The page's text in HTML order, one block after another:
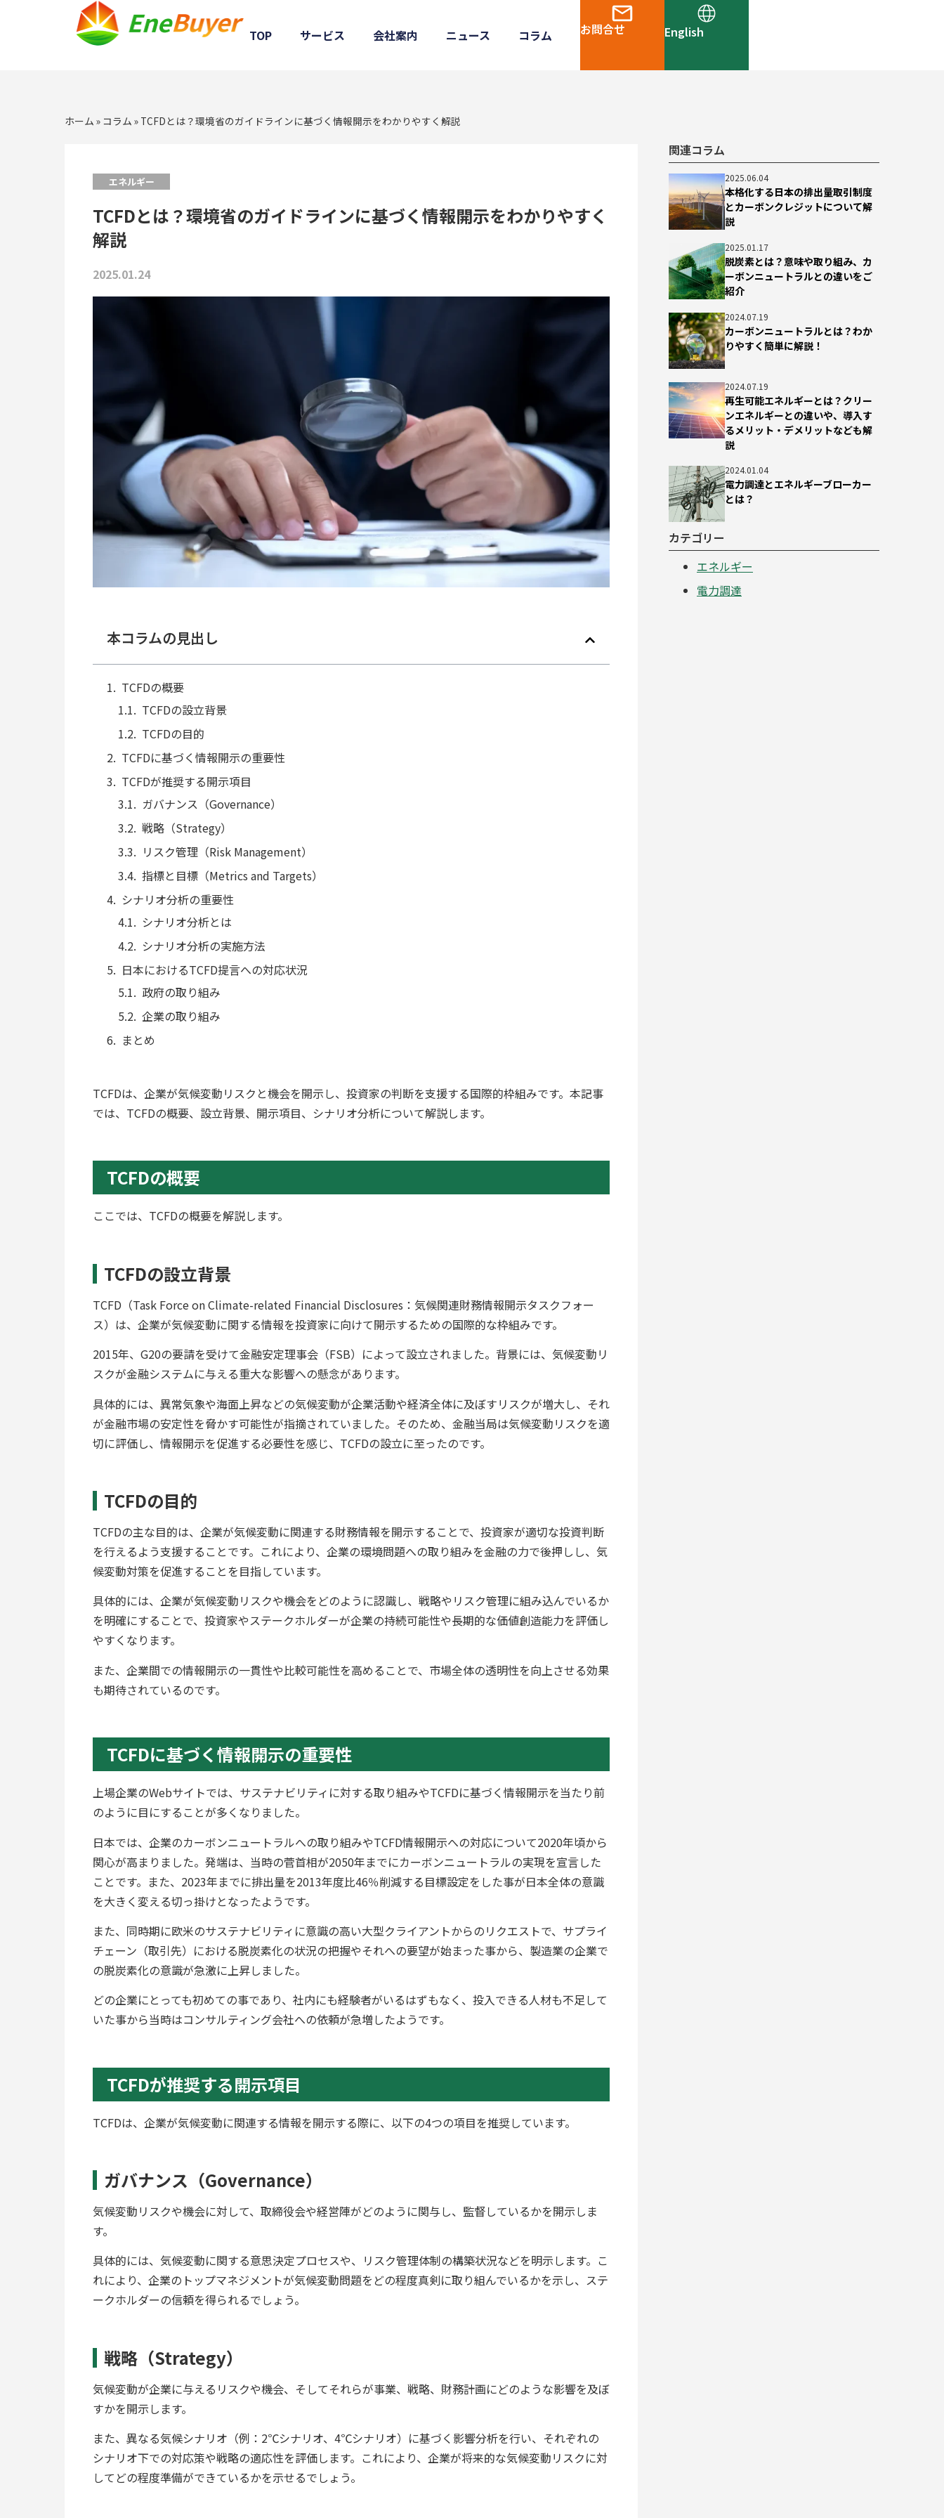
TOP サービス 会社案内 ニュース コラム お問合せ English
ホーム » コラム » TCFDとは？環境省のガイドラインに基づく情報開示をわかりやすく解説
エネルギー
TCFDとは？環境省のガイドラインに基づく情報開示をわかりやすく
解説
2025.01.24
本コラムの見出し
TCFDの概要
TCFDの設立背景
TCFDの目的
TCFDに基づく情報開示の重要性
TCFDが推奨する開示項目
ガバナンス（Governance）
戦略（Strategy）
リスク管理（Risk Management）
指標と目標（Metrics and Targets）
シナリオ分析の重要性
シナリオ分析とは
シナリオ分析の実施方法
日本におけるTCFD提言への対応状況
政府の取り組み
企業の取り組み
まとめ
TCFDは、企業が気候変動リスクと機会を開示し、投資家の判断を支援する国際的枠組みです。本記事
では、TCFDの概要、設立背景、開示項目、シナリオ分析について解説します。
TCFDの概要
ここでは、TCFDの概要を解説します。
TCFDの設立背景
TCFD（Task Force on Climate-related Financial Disclosures：気候関連財務情報開示タスクフォー
ス）は、企業が気候変動に関する情報を投資家に向けて開示するための国際的な枠組みです。
2015年、G20の要請を受けて金融安定理事会（FSB）によって設立されました。背景には、気候変動リ
スクが金融システムに与える重大な影響への懸念があります。
具体的には、異常気象や海面上昇などの気候変動が企業活動や経済全体に及ぼすリスクが増大し、それ
が金融市場の安定性を脅かす可能性が指摘されていました。そのため、金融当局は気候変動リスクを適
切に評価し、情報開示を促進する必要性を感じ、TCFDの設立に至ったのです。
TCFDの目的
TCFDの主な目的は、企業が気候変動に関連する財務情報を開示することで、投資家が適切な投資判断
を行えるよう支援することです。これにより、企業の環境問題への取り組みを金融の力で後押しし、気
候変動対策を促進することを目指しています。
具体的には、企業が気候変動リスクや機会をどのように認識し、戦略やリスク管理に組み込んでいるか
を明確にすることで、投資家やステークホルダーが企業の持続可能性や長期的な価値創造能力を評価し
やすくなります。
また、企業間での情報開示の一貫性や比較可能性を高めることで、市場全体の透明性を向上させる効果
も期待されているのです。
TCFDに基づく情報開示の重要性
上場企業のWebサイトでは、サステナビリティに対する取り組みやTCFDに基づく情報開示を当たり前
のように目にすることが多くなりました。
日本では、企業のカーボンニュートラルへの取り組みやTCFD情報開示への対応について2020年頃から
関心が高まりました。発端は、当時の菅首相が2050年までにカーボンニュートラルの実現を宣言した
ことです。また、2023年までに排出量を2013年度比46％削減する目標設定をした事が日本全体の意識
を大きく変える切っ掛けとなったようです。
また、同時期に欧米のサステナビリティに意識の高い大型クライアントからのリクエストで、サプライ
チェーン（取引先）における脱炭素化の状況の把握やそれへの要望が始まった事から、製造業の企業で
の脱炭素化の意識が急激に上昇しました。
どの企業にとっても初めての事であり、社内にも経験者がいるはずもなく、投入できる人材も不足して
いた事から当時はコンサルティング会社への依頼が急増したようです。
TCFDが推奨する開示項目
TCFDは、企業が気候変動に関連する情報を開示する際に、以下の4つの項目を推奨しています。
ガバナンス（Governance）
気候変動リスクや機会に対して、取締役会や経営陣がどのように関与し、監督しているかを開示しま
す。
具体的には、気候変動に関する意思決定プロセスや、リスク管理体制の構築状況などを明示します。こ
れにより、企業のトップマネジメントが気候変動問題をどの程度真剣に取り組んでいるかを示し、ステ
ークホルダーの信頼を得られるでしょう。
戦略（Strategy）
気候変動が企業に与えるリスクや機会、そしてそれらが事業、戦略、財務計画にどのような影響を及ぼ
すかを開示します。
また、異なる気候シナリオ（例：2℃シナリオ、4℃シナリオ）に基づく影響分析を行い、それぞれの
シナリオ下での対応策や戦略の適応性を評価します。これにより、企業が将来的な気候変動リスクに対
してどの程度準備ができているかを示せるでしょう。
関連コラム
2025.06.04
本格化する日本の排出量取引制度
とカーボンクレジットについて解
説
2025.01.17
脱炭素とは？意味や取り組み、カ
ーボンニュートラルとの違いをご
紹介
2024.07.19
カーボンニュートラルとは？わか
りやすく簡単に解説！
2024.07.19
再生可能エネルギーとは？クリー
ンエネルギーとの違いや、導入す
るメリット・デメリットなども解
説
2024.01.04
電力調達とエネルギーブローカー
とは？
カテゴリー
エネルギー
電力調達